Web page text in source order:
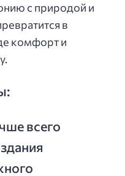
с природой и
в
комфорт и
всего